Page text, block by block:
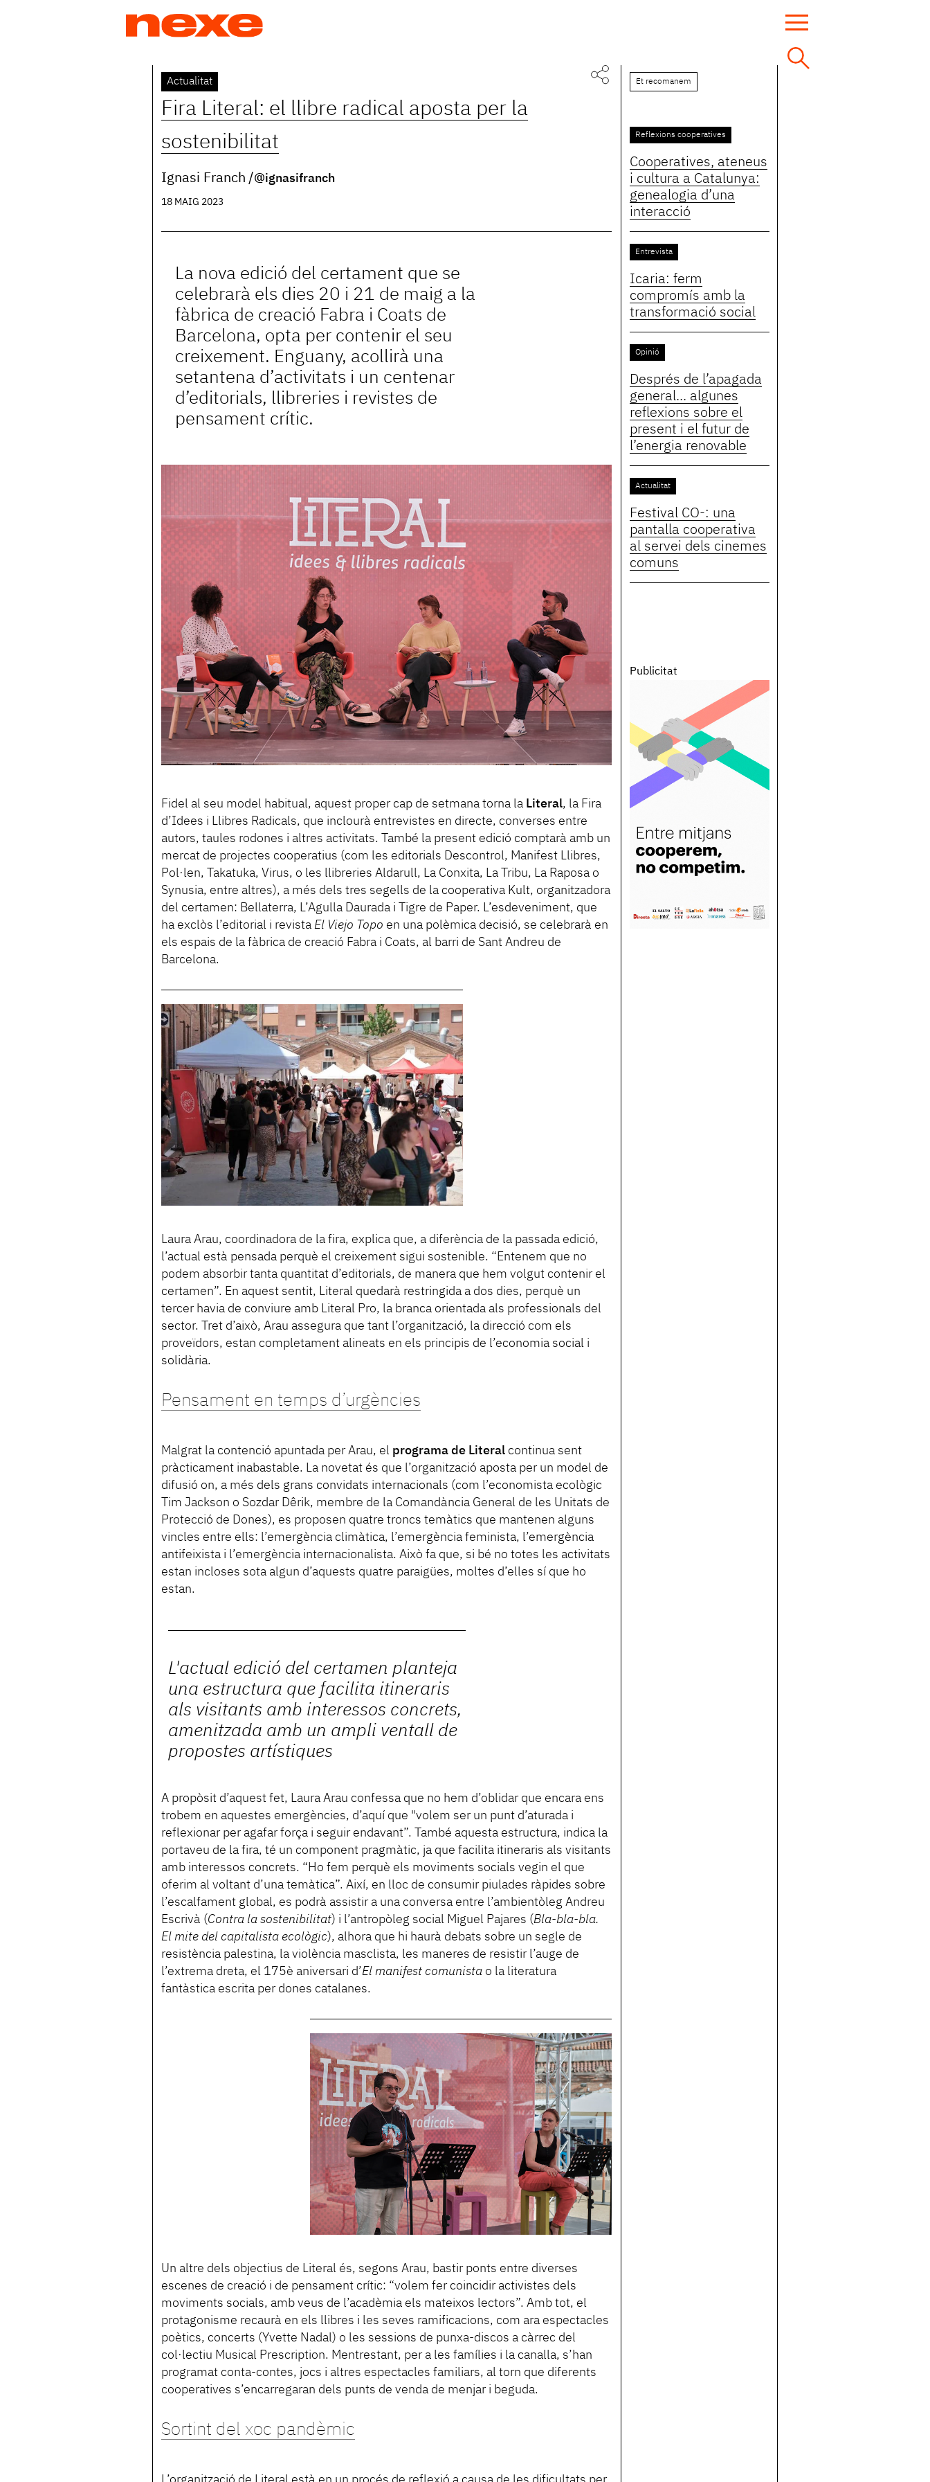
Back
to
top
Actualitat
Fira Literal: el llibre radical aposta per la
sostenibilitat
Ignasi Franch @ignasifranch
18 MAIG 2023
La nova edició del certament que se
celebrarà els dies 20 i 21 de maig a la
fàbrica de creació Fabra i Coats de
Barcelona, opta per contenir el seu
creixement. Enguany, acollirà una
setantena d’activitats i un centenar
d’editorials, llibreries i revistes de
pensament crític.
Fidel al seu model habitual, aquest proper cap de setmana torna la Literal, la Fira
d’Idees i Llibres Radicals, que inclourà entrevistes en directe, converses entre
autors, taules rodones i altres activitats. També la present edició comptarà amb un
mercat de projectes cooperatius (com les editorials Descontrol, Manifest Llibres,
Pol·len, Takatuka, Virus, o les llibreries Aldarull, La Conxita, La Tribu, La Raposa o
Synusia, entre altres), a més dels tres segells de la cooperativa Kult, organitzadora
del certamen: Bellaterra, L’Agulla Daurada i Tigre de Paper. L’esdeveniment, que
ha exclòs l’editorial i revista El Viejo Topo en una polèmica decisió, se celebrarà en
els espais de la fàbrica de creació Fabra i Coats, al barri de Sant Andreu de
Barcelona.
Laura Arau, coordinadora de la fira, explica que, a diferència de la passada edició,
l’actual està pensada perquè el creixement sigui sostenible. “Entenem que no
podem absorbir tanta quantitat d’editorials, de manera que hem volgut contenir el
certamen”. En aquest sentit, Literal quedarà restringida a dos dies, perquè un
tercer havia de conviure amb Literal Pro, la branca orientada als professionals del
sector. Tret d’això, Arau assegura que tant l’organització, la direcció com els
proveïdors, estan completament alineats en els principis de l’economia social i
solidària.
Pensament en temps d’urgències
Malgrat la contenció apuntada per Arau, el programa de Literal continua sent
pràcticament inabastable. La novetat és que l’organització aposta per un model de
difusió on, a més dels grans convidats internacionals (com l’economista ecològic
Tim Jackson o Sozdar Dêrik, membre de la Comandància General de les Unitats de
Protecció de Dones), es proposen quatre troncs temàtics que mantenen alguns
vincles entre ells: l’emergència climàtica, l’emergència feminista, l’emergència
antifeixista i l’emergència internacionalista. Això fa que, si bé no totes les activitats
estan incloses sota algun d’aquests quatre paraigües, moltes d’elles sí que ho
estan.
L'actual edició del certamen planteja
una estructura que facilita itineraris
als visitants amb interessos concrets,
amenitzada amb un ampli ventall de
propostes artístiques
A propòsit d’aquest fet, Laura Arau confessa que no hem d’oblidar que encara ens
trobem en aquestes emergències, d’aquí que "volem ser un punt d’aturada i
reflexionar per agafar força i seguir endavant”. També aquesta estructura, indica la
portaveu de la fira, té un component pragmàtic, ja que facilita itineraris als visitants
amb interessos concrets. “Ho fem perquè els moviments socials vegin el que
oferim al voltant d’una temàtica”. Així, en lloc de consumir piulades ràpides sobre
l’escalfament global, es podrà assistir a una conversa entre l’ambientòleg Andreu
Escrivà (Contra la sostenibilitat) i l’antropòleg social Miguel Pajares (Bla-bla-bla.
El mite del capitalista ecològic), alhora que hi haurà debats sobre un segle de
resistència palestina, la violència masclista, les maneres de resistir l’auge de
l’extrema dreta, el 175è aniversari d’El manifest comunista o la literatura
fantàstica escrita per dones catalanes.
Un altre dels objectius de Literal és, segons Arau, bastir ponts entre diverses
escenes de creació i de pensament crític: “volem fer coincidir activistes dels
moviments socials, amb veus de l’acadèmia els mateixos lectors”. Amb tot, el
protagonisme recaurà en els llibres i les seves ramificacions, com ara espectacles
poètics, concerts (Yvette Nadal) o les sessions de punxa-discos a càrrec del
col·lectiu Musical Prescription. Mentrestant, per a les famílies i la canalla, s’han
programat conta-contes, jocs i altres espectacles familiars, al torn que diferents
cooperatives s’encarregaran dels punts de venda de menjar i beguda.
Sortint del xoc pandèmic
Et recomanem
Reflexions cooperatives
Cooperatives, ateneus
i cultura a Catalunya:
genealogia d’una
interacció
Entrevista
Icaria: ferm
compromís amb la
transformació social
Opinió
Després de l’apagada
general... algunes
reflexions sobre el
present i el futur de
l’energia renovable
Actualitat
Festival CO-: una
pantalla cooperativa
al servei dels cinemes
comuns
Publicitat